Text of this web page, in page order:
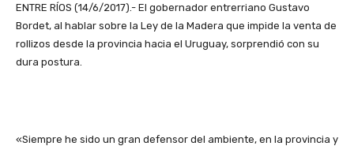
ENTRE RÍOS (14/6/2017).- El gobernador entrerriano Gustavo
Bordet, al hablar sobre la Ley de la Madera que impide la venta de
rollizos desde la provincia hacia el Uruguay, sorprendió con su
dura postura.
«Siempre he sido un gran defensor del ambiente, en la provincia y